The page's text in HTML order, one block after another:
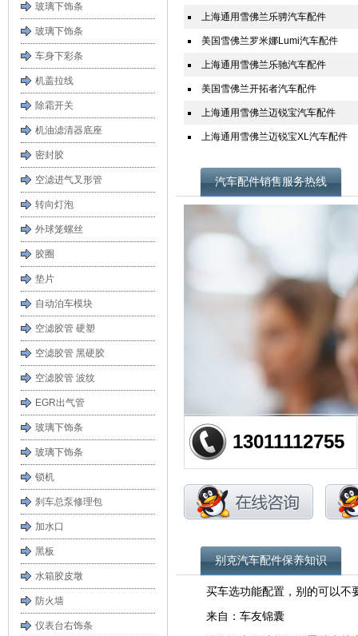
玻璃下饰条
玻璃下饰条
车身下彩条
机盖拉线
除霜开关
机油滤清器底座
密封胶
空滤进气叉形管
转向灯泡
外球笼螺丝
胶圈
垫片
自动泊车模块
空滤胶管 硬塑
空滤胶管 黑硬胶
空滤胶管 波纹
EGR出气管
玻璃下饰条
玻璃下饰条
锁机
刹车总泵修理包
加水口
黑板
水箱胶皮墩
防火墙
仪表台右饰条
上海通用雪佛兰乐骋汽车配件
美国雪佛兰罗米娜Lumi汽车配件
上海通用雪佛兰乐驰汽车配件
美国雪佛兰开拓者汽车配件
上海通用雪佛兰迈锐宝汽车配件
上海通用雪佛兰迈锐宝XL汽车配件
汽车配件销售服务热线
13011112755
别克汽车配件保养知识
买车选功能配置，别的可以不
来自：车友锦囊